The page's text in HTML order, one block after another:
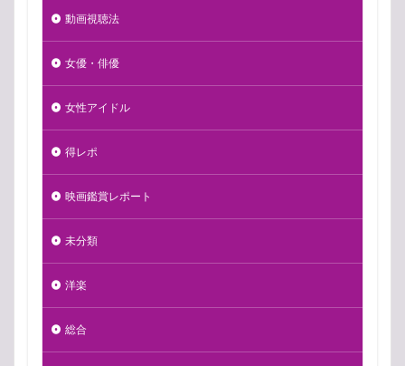
動画視聴法
女優・俳優
女性アイドル
得レポ
映画鑑賞レポート
未分類
洋楽
総合